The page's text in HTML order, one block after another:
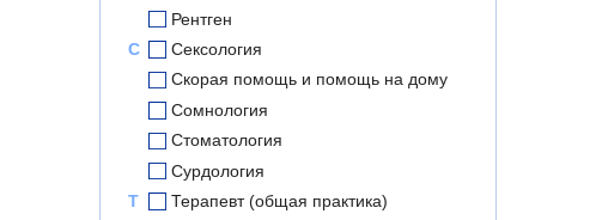
Рентген
С
Сексология
Скорая помощь и помощь на дому
Сомнология
Стоматология
Сурдология
Т
Терапевт (общая практика)